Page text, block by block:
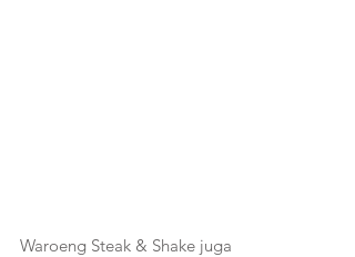
Waroeng Steak & Shake juga